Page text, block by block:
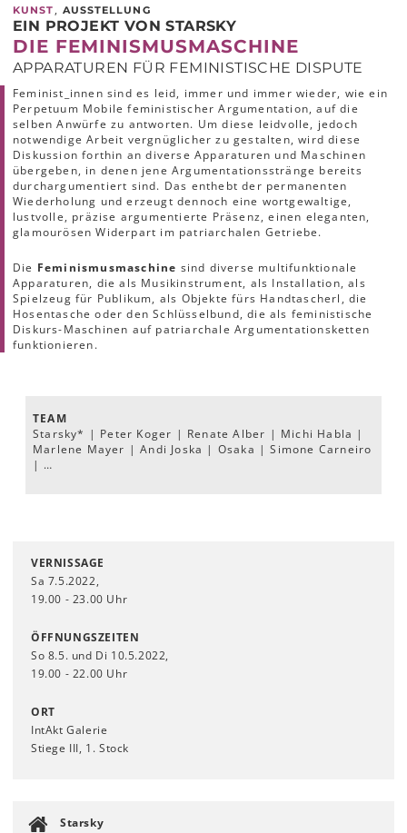
KUNST , AUSSTELLUNG
EIN PROJEKT VON STARSKY
DIE FEMINISMUSMASCHINE
APPARATUREN FÜR FEMINISTISCHE DISPUTE
Feminist_innen sind es leid, immer und immer wieder, wie ein
Perpetuum Mobile feministischer Argumentation, auf die
selben Anwürfe zu antworten. Um diese leidvolle, jedoch
notwendige Arbeit vergnüglicher zu gestalten, wird diese
Diskussion forthin an diverse Apparaturen und Maschinen
übergeben, in denen jene Argumentationsstränge bereits
durchargumentiert sind. Das enthebt der permanenten
Wiederholung und erzeugt dennoch eine wortgewaltige,
lustvolle, präzise argumentierte Präsenz, einen eleganten,
glamourösen Widerpart im patriarchalen Getriebe.
Die Feminismusmaschine sind diverse multifunktionale
Apparaturen, die als Musikinstrument, als Installation, als
Spielzeug für Publikum, als Objekte fürs Handtascherl, die
Hosentasche oder den Schlüsselbund, die als feministische
Diskurs-Maschinen auf patriarchale Argumentationsketten
funktionieren.
TEAM
Starsky* | Peter Koger | Renate Alber | Michi Habla |
Marlene Mayer | Andi Joska | Osaka | Simone Carneiro
| …
VERNISSAGE
Sa 7.5.2022,
19.00 - 23.00 Uhr
ÖFFNUNGSZEITEN
So 8.5. und Di 10.5.2022,
19.00 - 22.00 Uhr
ORT
IntAkt Galerie
Stiege III, 1. Stock
Starsky